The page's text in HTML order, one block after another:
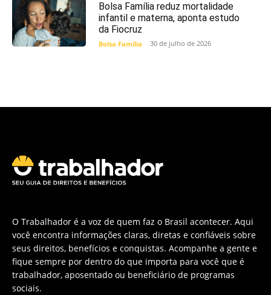
Bolsa Família reduz mortalidade
infantil e materna, aponta estudo
da Fiocruz
Bolsa Família 30 de julho de 2026
O Trabalhador é a voz de quem faz o Brasil acontecer. Aqui
você encontra informações claras, diretas e confiáveis sobre
seus direitos, benefícios e conquistas. Acompanhe a gente e
fique sempre por dentro do que importa para você que é
trabalhador, aposentado ou beneficiário de programas
sociais.